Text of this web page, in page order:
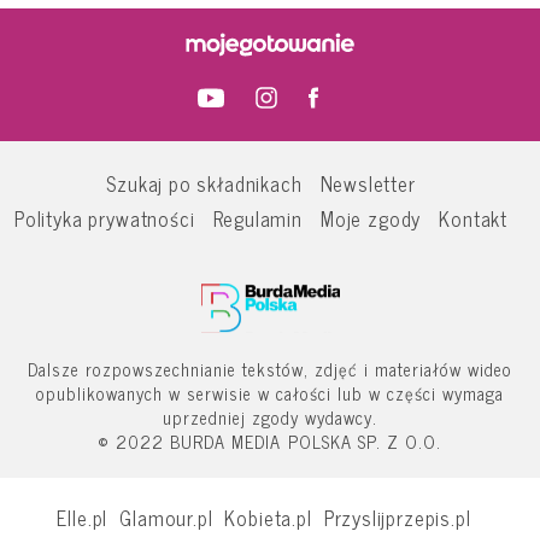
Szukaj po składnikach
Newsletter
Polityka prywatności
Regulamin Moje zgody Kontakt
Dalsze rozpowszechnianie tekstów, zdjęć i materiałów wideo
opublikowanych w serwisie w całości lub w części wymaga
uprzedniej zgody wydawcy.
© 2022 BURDA MEDIA POLSKA SP. Z O.O.
Elle.pl Glamour.pl Kobieta.pl Przyslijprzepis.pl